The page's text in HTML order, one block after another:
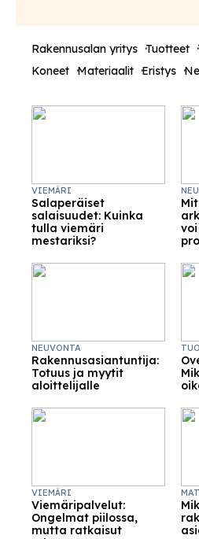
Rakennusalan yritys Tuotteet
Koneet Materiaalit Eristys
Salaperäiset
salaisuudet: Kuinka
tulla viemäri
mestariksi?
VIEMÄRI
Rakennusasiantuntija:
Totuus ja myytit
aloittelijalle
NEUVONTA
Viemäripalvelut:
Ongelmat piilossa,
mutta ratkaisut
VIEMÄRI